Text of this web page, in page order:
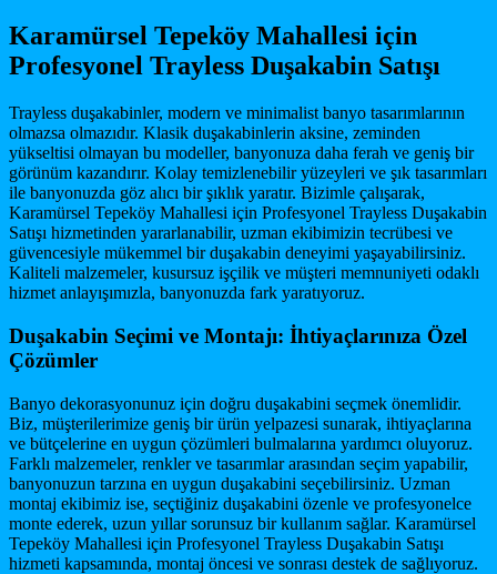
Karamürsel Tepeköy Mahallesi için
Profesyonel Trayless Duşakabin Satışı
Trayless duşakabinler, modern ve minimalist banyo tasarımlarının
olmazsa olmazıdır. Klasik duşakabinlerin aksine, zeminden
yükseltisi olmayan bu modeller, banyonuza daha ferah ve geniş bir
görünüm kazandırır. Kolay temizlenebilir yüzeyleri ve şık tasarımları
ile banyonuzda göz alıcı bir şıklık yaratır. Bizimle çalışarak,
Karamürsel Tepeköy Mahallesi için Profesyonel Trayless Duşakabin
Satışı hizmetinden yararlanabilir, uzman ekibimizin tecrübesi ve
güvencesiyle mükemmel bir duşakabin deneyimi yaşayabilirsiniz.
Kaliteli malzemeler, kusursuz işçilik ve müşteri memnuniyeti odaklı
hizmet anlayışımızla, banyonuzda fark yaratıyoruz.
Duşakabin Seçimi ve Montajı: İhtiyaçlarınıza Özel
Çözümler
Banyo dekorasyonunuz için doğru duşakabini seçmek önemlidir.
Biz, müşterilerimize geniş bir ürün yelpazesi sunarak, ihtiyaçlarına
ve bütçelerine en uygun çözümleri bulmalarına yardımcı oluyoruz.
Farklı malzemeler, renkler ve tasarımlar arasından seçim yapabilir,
banyonuzun tarzına en uygun duşakabini seçebilirsiniz. Uzman
montaj ekibimiz ise, seçtiğiniz duşakabini özenle ve profesyonelce
monte ederek, uzun yıllar sorunsuz bir kullanım sağlar. Karamürsel
Tepeköy Mahallesi için Profesyonel Trayless Duşakabin Satışı
hizmeti kapsamında, montaj öncesi ve sonrası destek de sağlıyoruz.